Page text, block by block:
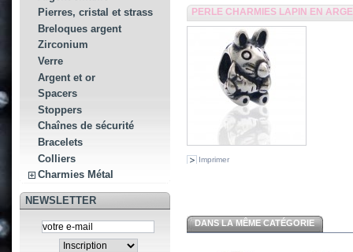
Pierres, cristal et strass
Breloques argent
Zirconium
Verre
Argent et or
Spacers
Stoppers
Chaînes de sécurité
Bracelets
Colliers
Charmies Métal
NEWSLETTER
PERLE CHARMIES LAPIN EN
Imprimer
DANS LA MÊME CATÉGORIE